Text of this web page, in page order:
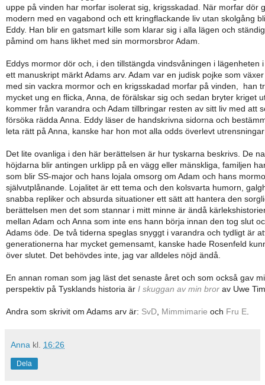
uppe på vinden har morfar isolerat sig, krigsskadad. När morfar dör
modern med en vagabond och ett kringflackande liv utan skolgång
Eddy. Han blir en gatsmart kille som klarar sig i alla lägen och
påmind om hans likhet med sin mormorsbror Adam.
Eddys mormor dör och, i den tillstängda vindsvåningen i lägenheten
ett manuskript märkt Adams arv. Adam var en judisk pojke som
med sin vackra mormor och en krigsskadad morfar på vinden, han
mycket ung en flicka, Anna, de förälskar sig och sedan bryter kriget
kommer från varandra och Adam tillbringar resten av sitt liv med att
försöka rädda Anna. Eddy läser de handskrivna sidorna och
leta rätt på Anna, kanske har hon mot alla odds överlevt
Det lite ovanliga i den här berättelsen är hur tyskarna beskrivs. De
höjdarna blir antingen urklipp på en vägg eller mänskliga, familjen
som blir SS-major och hans lojala omsorg om Adam och hans
självutplånande. Lojalitet är ett tema och den kolsvarta humorn,
snabba repliker och absurda situationer ett sätt att hantera den
berättelsen men det som stannar i mitt minne är ändå
mellan Adam och Anna som inte ens hann börja innan den tog slut
Adams öde. De två tiderna speglas snyggt i varandra och tydligt är
generationerna har mycket gemensamt, kanske hade Rosenfeld
över slutet. Det behövdes inte, jag var alldeles nöjd ändå.
En annan roman som jag läst det senaste året och som också gav
perspektiv på Tysklands historia är I skuggan av min bror av Uwe
Andra som skrivit om Adams arv är: SvD, Mimmimarie och Fru E.
Anna kl. 16:26
Dela